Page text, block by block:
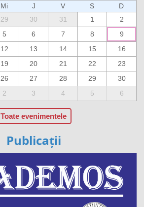
Mi J V S
D
29 30 31 1
2
5 6 7 8
9
12 13 14 15
16
19 20 21 22
23
26 27 28 29
30
2 3 4 5 6
Toate evenimentele
Publicații